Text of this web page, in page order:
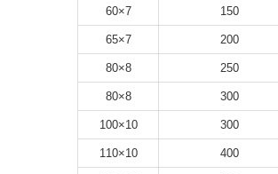
150
7×60
200
7×65
250
8×80
300
8×80
300
10×100
400
10×110